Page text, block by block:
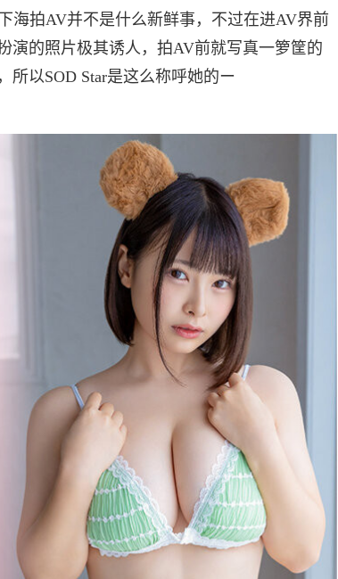
海拍AV并不是什么新鲜事，不过在进AV界前
演的照片极其诱人，拍AV前就写真一箩筐的
以SOD Star是这么称呼她的ー